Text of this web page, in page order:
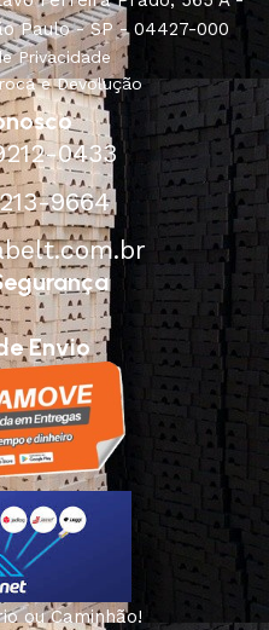
Paulo - SP - 04427-000
Privacidade
e Devolução
0433
9664
Envio
ou Caminhão!